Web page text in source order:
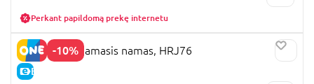
Perkant papildomą prekę internetu
-10%
E-KAINA
BARBIE miegamasis namas, HRJ76